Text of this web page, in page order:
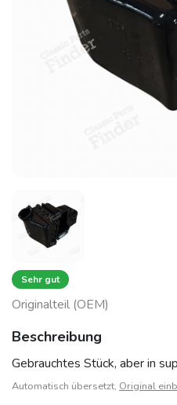
Sehr gut
Originalteil (OEM)
Beschreibung
Gebrauchtes Stück, aber in
Automatisch übersetzt, Original